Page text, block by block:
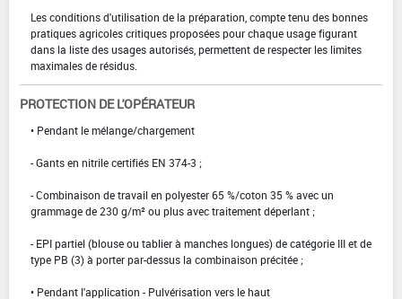
Les conditions d'utilisation de la préparation, compte tenu des bonnes
pratiques agricoles critiques proposées pour chaque usage figurant
dans la liste des usages autorisés, permettent de respecter les limites
maximales de résidus.
PROTECTION DE L'OPÉRATEUR
• Pendant le mélange/chargement
- Gants en nitrile certifiés EN 374-3 ;
- Combinaison de travail en polyester 65 %/coton 35 % avec un
grammage de 230 g/m² ou plus avec traitement déperlant ;
- EPI partiel (blouse ou tablier à manches longues) de catégorie III et de
type PB (3) à porter par-dessus la combinaison précitée ;
• Pendant l'application - Pulvérisation vers le haut